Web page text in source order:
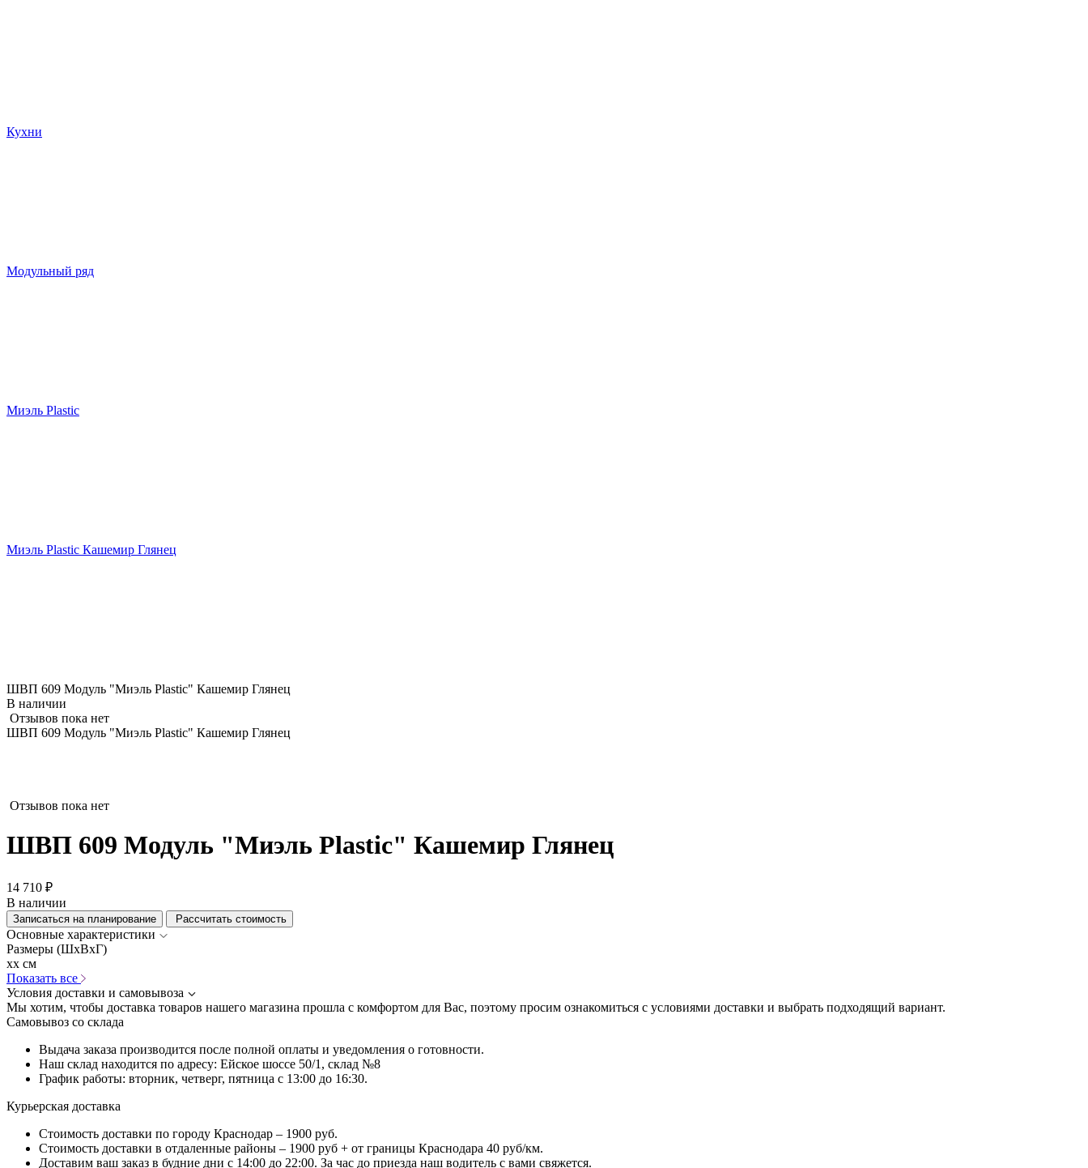
Кухни
Модульный ряд
Миэль Plastic
Миэль Plastic Кашемир Глянец
ШВП 609 Модуль "Миэль Plastic" Кашемир Глянец
В наличии
Отзывов пока нет
ШВП 609 Модуль "Миэль Plastic" Кашемир Глянец
Отзывов пока нет
ШВП 609 Модуль "Миэль Plastic" Кашемир Глянец
14 710 ₽
В наличии
Записаться на планирование Рассчитать стоимость
Основные характеристики
Размеры (ШхВхГ)
xx см
Показать все
Условия доставки и самовывоза
Мы хотим, чтобы доставка товаров нашего магазина прошла с комфортом для Вас, поэтому просим ознакомиться с условиями доставки и выбрать подходящий вариант.
Самовывоз со склада
Выдача заказа производится после полной оплаты и уведомления о готовности.
Наш склад находится по адресу: Ейское шоссе 50/1, склад №8
График работы: вторник, четверг, пятница с 13:00 до 16:30.
Курьерская доставка
Стоимость доставки по городу Краснодар – 1900 руб.
Стоимость доставки в отдаленные районы – 1900 руб + от границы Краснодара 40 руб/км.
Доставим ваш заказ в будние дни с 14:00 до 22:00. За час до приезда наш водитель с вами свяжется.